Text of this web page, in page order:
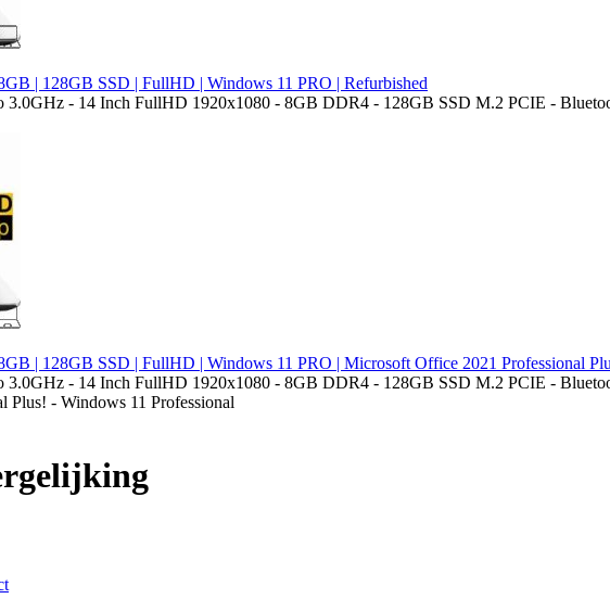
| 128GB SSD | FullHD | Windows 11 PRO | Refurbished
3.0GHz - 14 Inch FullHD 1920x1080 - 8GB DDR4 - 128GB SSD M.2 PCIE -
| 128GB SSD | FullHD | Windows 11 PRO | Microsoft Office 2021 Professional
3.0GHz - 14 Inch FullHD 1920x1080 - 8GB DDR4 - 128GB SSD M.2 PCIE -
Plus! - Windows 11 Professional